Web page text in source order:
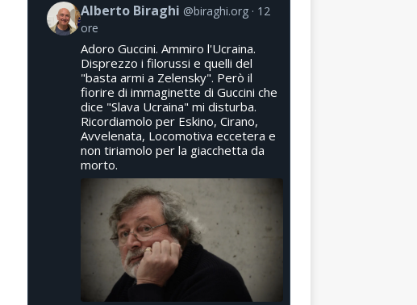
Alberto Biraghi @biraghi.org
12
ore
Adoro Guccini. Ammiro l'Ucraina.
Disprezzo i filorussi e quelli del
"basta armi a Zelensky". Però il
fiorire di immaginette di Guccini che
dice "Slava Ucraina" mi disturba.
Ricordiamolo per Eskino, Cirano,
Avvelenata, Locomotiva eccetera e
non tiriamolo per la giacchetta da
morto.